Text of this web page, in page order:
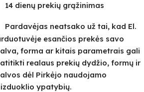
14 dienų prekių grąžinimas
Pardavėjas neatsako už tai, kad El.
esančios prekės savo
forma ar kitais parametrais gali
realaus prekių dydžio, formų ir
dėl Pirkėjo naudojamo
ypatybių.